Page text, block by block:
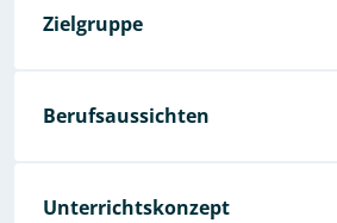
Zielgruppe
Berufsaussichten
Unterrichtskonzept